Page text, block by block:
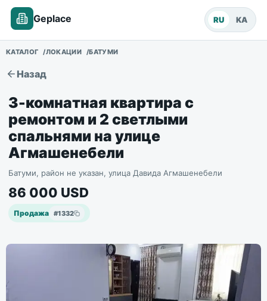
Geplace RU KA
КАТАЛОГ ЛОКАЦИИ БАТУМИ
Назад
3-комнатная квартира с
ремонтом и 2 светлыми
спальнями на улице
Агмашенебели
Батуми, район не указан, улица Давида Агмашенебели
86 000 USD
Продажа #1332